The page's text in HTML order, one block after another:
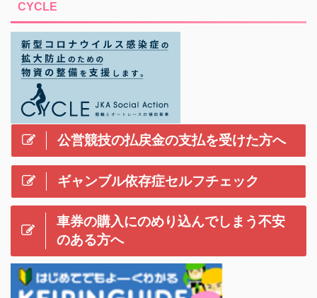
CYCLE
公営競技の払戻金の支払を受けた方へ
ギャンブル依存症セルフチェック
車券の購入にのめり込んでしまう不安
のある方へ